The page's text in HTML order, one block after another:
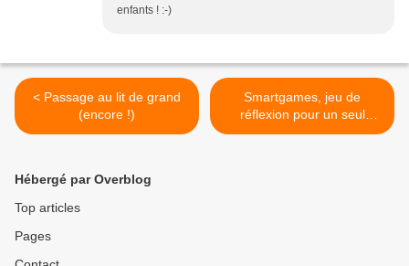
enfants ! :-)
< Passage au lit de grand
(encore !)
Smartgames, jeu de
réflexion pour un seul
joueur >
Hébergé par Overblog
Top articles
Pages